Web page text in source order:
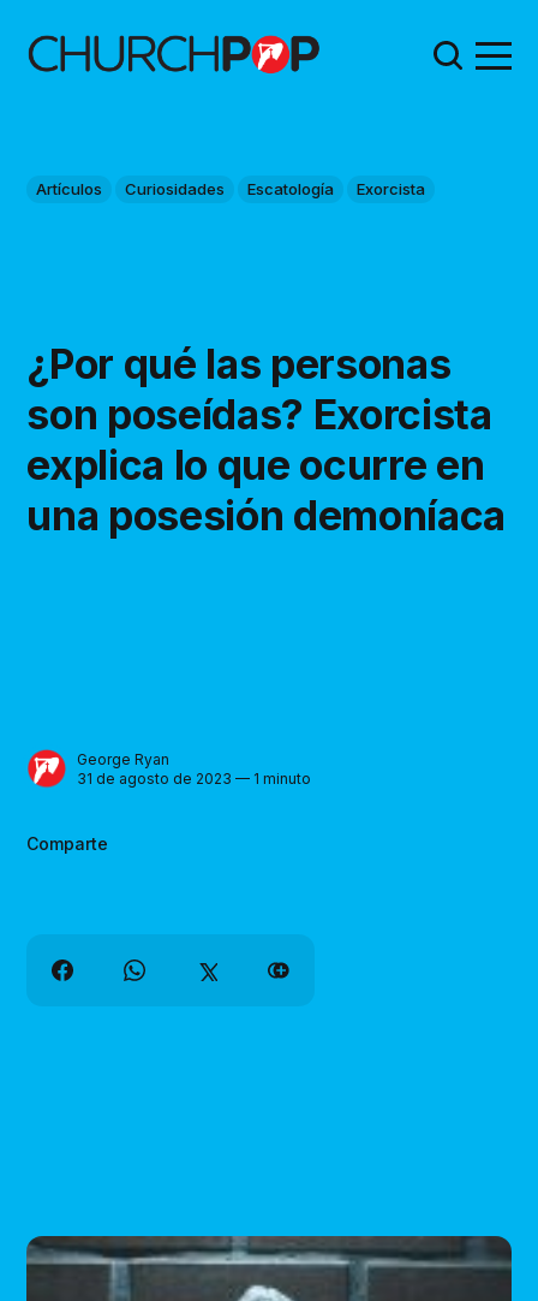
Artículos Curiosidades Escatología Exorcista
¿Por qué las personas
son poseídas? Exorcista
explica lo que ocurre en
una posesión demoníaca
George Ryan
31 de agosto de 2023 — 1 minuto
Comparte